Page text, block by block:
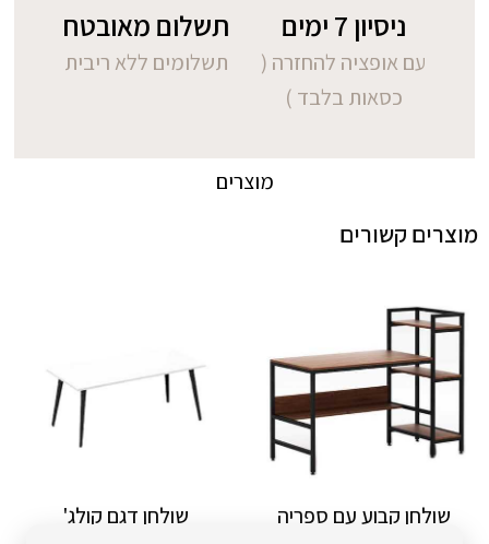
ניסיון 7 ימים
עם אופציה להחזרה (
כסאות בלבד )
תשלום מאובטח
תשלומים ללא ריבית
מוצרים
מוצרים קשורים
שולחן קבוע עם ספריה
שולחן דגם קולג'